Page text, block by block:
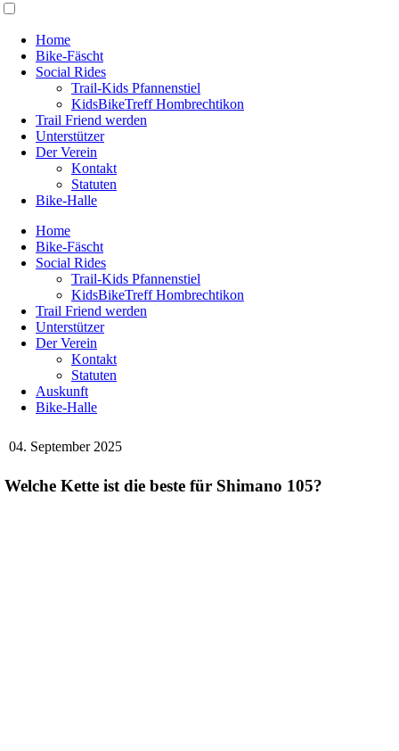
Home
Bike-Fäscht
Social Rides
Trail-Kids Pfannenstiel
KidsBikeTreff Hombrechtikon
Trail Friend werden
Unterstützer
Der Verein
Kontakt
Statuten
Bike-Halle
Home
Bike-Fäscht
Social Rides
Trail-Kids Pfannenstiel
KidsBikeTreff Hombrechtikon
Trail Friend werden
Unterstützer
Der Verein
Kontakt
Statuten
Auskunft
Bike-Halle
04. September 2025
Welche Kette ist die beste für Shimano 105?